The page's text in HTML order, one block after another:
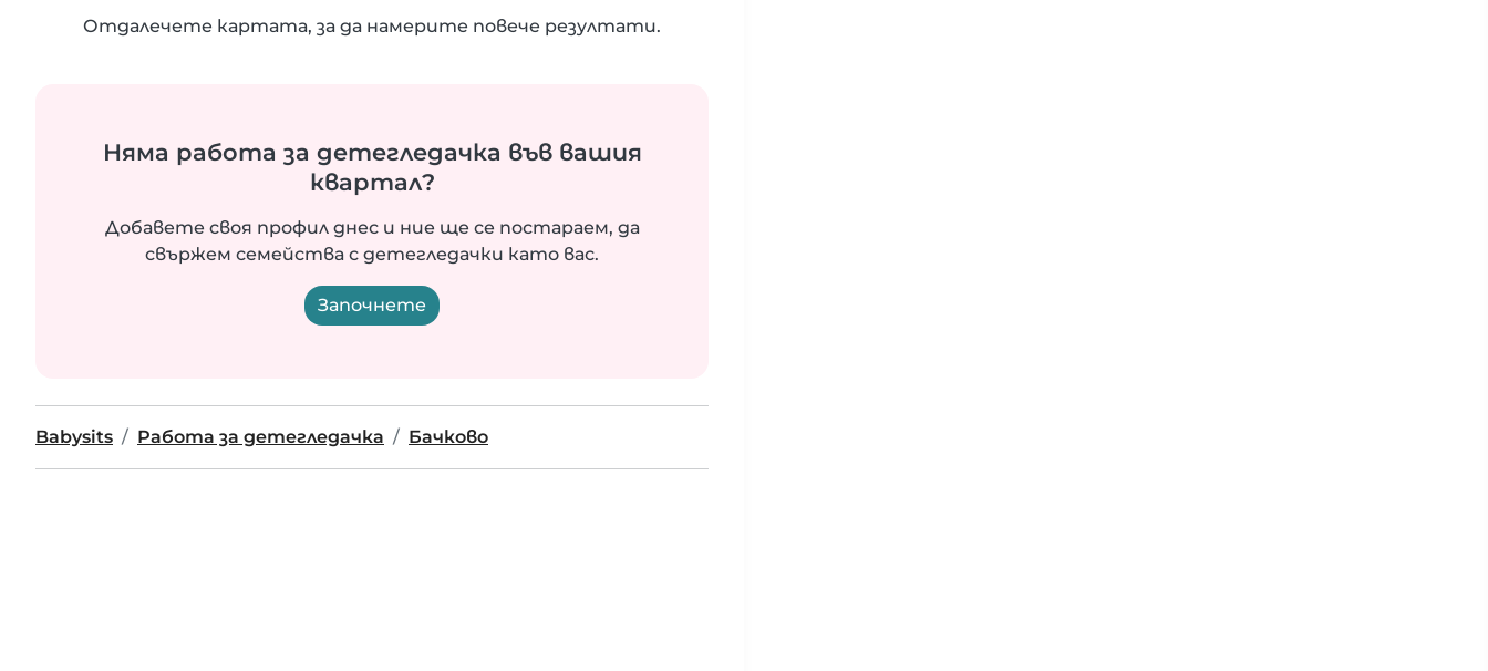
Отдалечете картата, за да намерите повече резултати.
Няма работа за детегледачка във вашия
квартал?
Добавете своя профил днес и ние ще се постараем, да
свържем семейства с детегледачки като вас.
Започнете
Babysits Работа за детегледачка Бачково